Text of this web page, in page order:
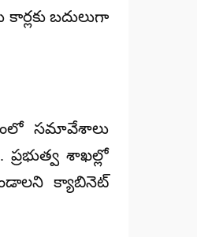
బదులుగా
సమావేశాలు
శాఖల్లో
క్యాబినెట్